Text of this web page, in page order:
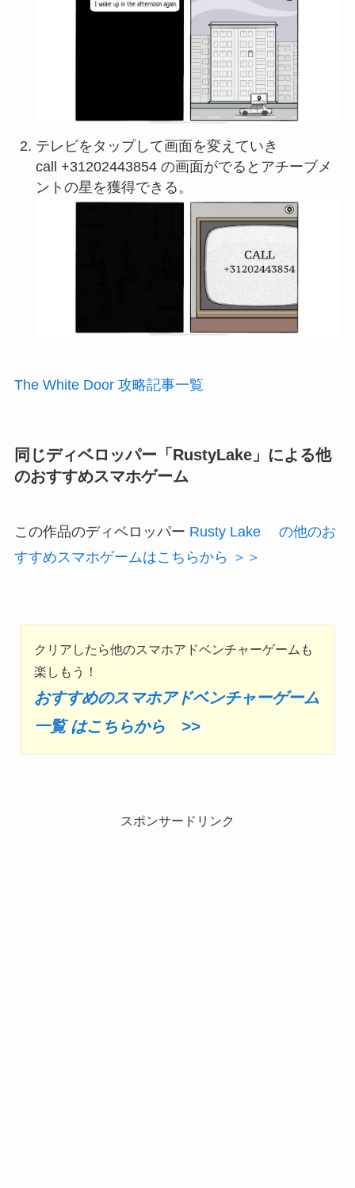
テレビをタップして画面を変えていき
call +31202443854 の画面がでるとアチーブメ
ントの星を獲得できる。
The White Door 攻略記事一覧
同じディベロッパー「RustyLake」による他
のおすすめスマホゲーム
この作品のディベロッパー Rusty Lake の他のお
すすめスマホゲームはこちらから ＞＞
クリアしたら他のスマホアドベンチャーゲームも
楽しもう！
おすすめのスマホアドベンチャーゲーム
一覧 はこちらから >>
スポンサードリンク